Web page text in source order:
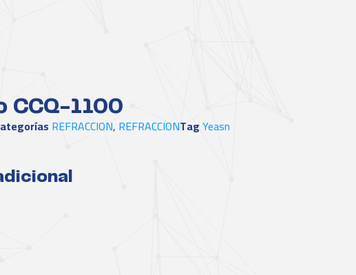
CCQ-1100
REFRACCION, REFRACCIONTagYeasn